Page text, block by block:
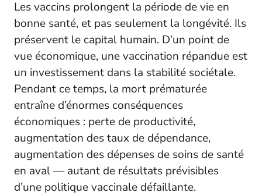
Les vaccins prolongent la période de vie en
bonne santé, et pas seulement la longévité. Ils
préservent le capital humain. D’un point de
vue économique, une vaccination répandue est
un investissement dans la stabilité sociétale.
Pendant ce temps, la mort prématurée
entraîne d’énormes conséquences
économiques : perte de productivité,
augmentation des taux de dépendance,
augmentation des dépenses de soins de santé
en aval — autant de résultats prévisibles
d’une politique vaccinale défaillante.